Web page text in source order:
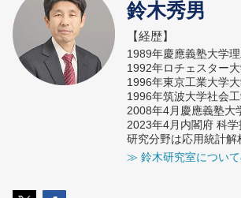
鈴木秀男
【経歴】
1989年慶應義塾大学
1992年ロチェスター
1996年東京工業大学
1996年筑波大学社会
2008年4月慶應義塾大
2023年4月内閣府 科
研究分野は応用統計解
≫ 鈴木研究室について